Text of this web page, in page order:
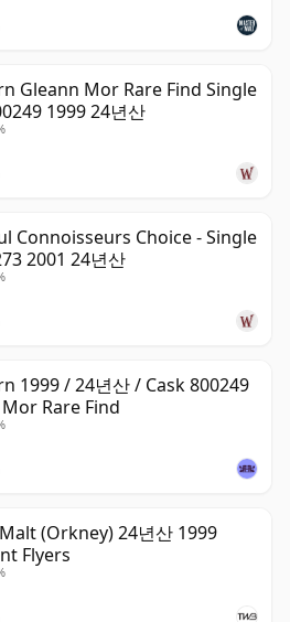
Gleann Mor Rare Find Single
1999 24년산
Connoisseurs Choice - Single
2001 24년산
1999 / 24년산 / Cask 800249
Rare Find
(Orkney) 24년산 1999
Flyers